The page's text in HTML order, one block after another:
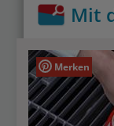
Mit
Merken